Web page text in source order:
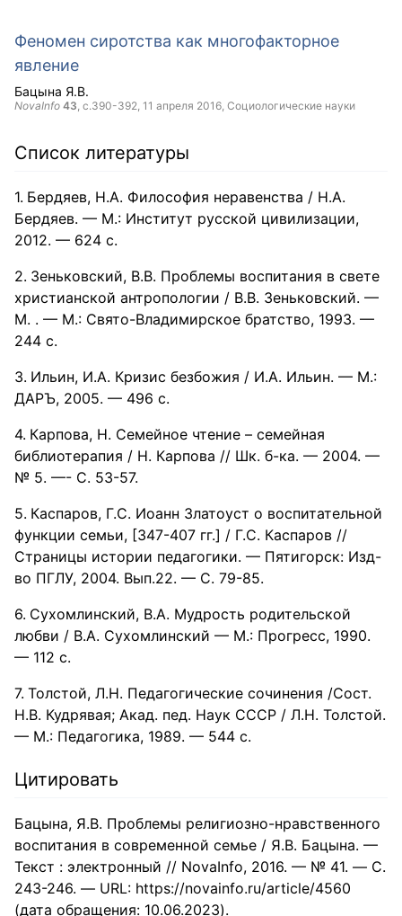
Феномен сиротства как многофакторное
явление
Бацына Я.В.
NovaInfo 43, с.390-392, 11 апреля 2016, Социологические науки
Список литературы
Бердяев, Н.А. Философия неравенства / Н.А.
Бердяев. — М.: Институт русской цивилизации,
2012. — 624 с.
Зеньковский, В.В. Проблемы воспитания в свете
христианской антропологии / В.В. Зеньковский. —
М. . — М.: Свято-Владимирское братство, 1993. —
244 с.
Ильин, И.А. Кризис безбожия / И.А. Ильин. — М.:
ДАРЪ, 2005. — 496 с.
Карпова, Н. Семейное чтение – семейная
библиотерапия / Н. Карпова // Шк. б-ка. — 2004. —
№ 5. —- С. 53-57.
Каспаров, Г.С. Иоанн Златоуст о воспитательной
функции семьи, [347-407 гг.] / Г.С. Каспаров //
Страницы истории педагогики. — Пятигорск: Изд-
во ПГЛУ, 2004. Вып.22. — С. 79-85.
Сухомлинский, В.А. Мудрость родительской
любви / В.А. Сухомлинский — М.: Прогресс, 1990.
— 112 с.
Толстой, Л.Н. Педагогические сочинения /Сост.
Н.В. Кудрявая; Акад. пед. Наук СССР / Л.Н. Толстой.
— М.: Педагогика, 1989. — 544 с.
Цитировать
Бацына, Я.В. Проблемы религиозно-нравственного
воспитания в современной семье / Я.В. Бацына. —
Текст : электронный // NovaInfo, 2016. — № 41. — С.
243-246. — URL: https://novainfo.ru/article/4560
(дата обращения: 10.06.2023).